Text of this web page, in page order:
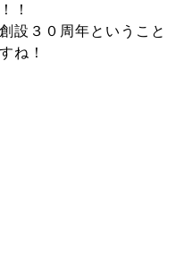
！
設３０周年ということ
ね！